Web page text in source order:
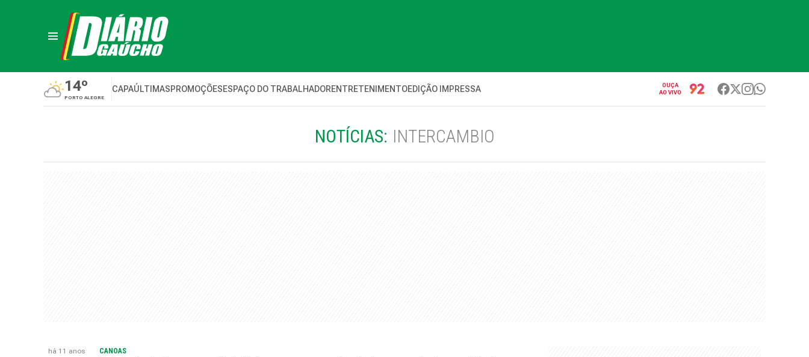
14º
PORTO ALEGRE
CAPAÚLTIMASPROMOÇÕESESPAÇO DO TRABALHADORENTRETENIMENTOEDIÇÃO IMPRESSA
OUÇA
AO VIVO
NOTÍCIAS: INTERCAMBIO
há 11 anos CANOAS